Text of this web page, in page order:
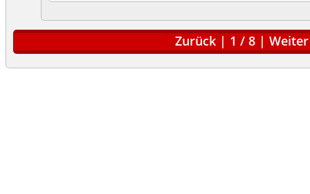
Zurück | 1 / 8 | Weiter